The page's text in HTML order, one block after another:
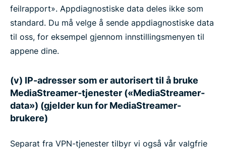
feilrapport». Appdiagnostiske data deles ikke som
standard. Du må velge å sende appdiagnostiske data
til oss, for eksempel gjennom innstillingsmenyen til
appene dine.
(v) IP-adresser som er autorisert til å bruke
MediaStreamer-tjenester («MediaStreamer-
data») (gjelder kun for MediaStreamer-
brukere)
Separat fra VPN-tjenester tilbyr vi også vår valgfrie